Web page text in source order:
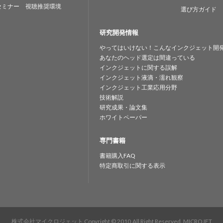
ミナー 視聴推奨環境 選び方ガイド
研究開発情報
やってはいけない！こんなインクジェット開
あなたのヘッド選定は間違っている
インクジェットに関する誤解
インクジェット液滴・濡れ観察
インクジェット工業応用分野
技術解説
研究成果・論文集
ホワイトペーパー
専門書籍
書籍購入FAQ
特定商取引に関する表示
株式会社マイクロジェット Copyright © 2010.All Right Reserved. MICROJET